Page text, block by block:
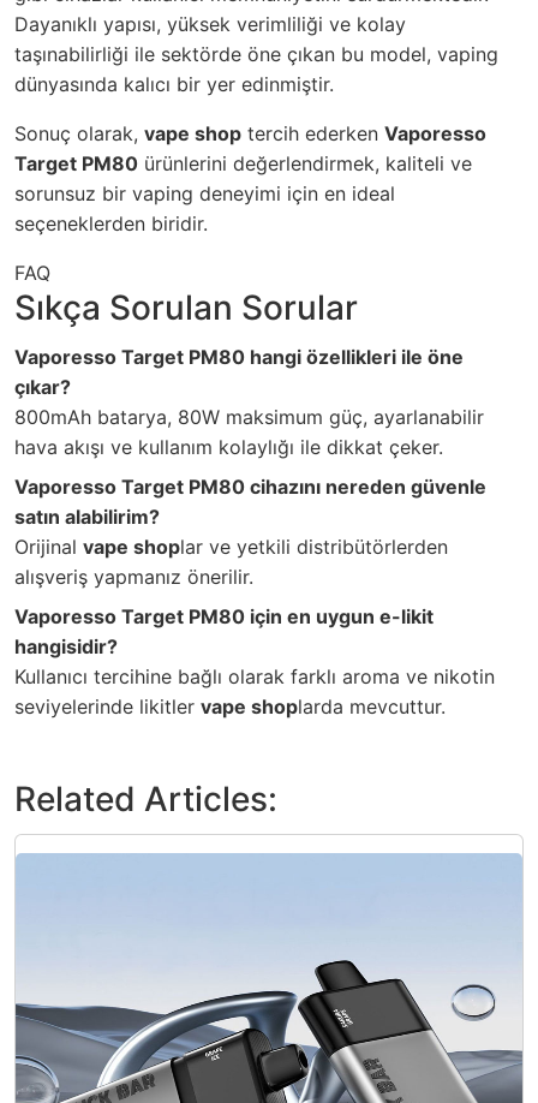
Dayanıklı yapısı, yüksek verimliliği ve kolay
taşınabilirliği ile sektörde öne çıkan bu model, vaping
dünyasında kalıcı bir yer edinmiştir.
Sonuç olarak, vape shop tercih ederken Vaporesso
Target PM80 ürünlerini değerlendirmek, kaliteli ve
sorunsuz bir vaping deneyimi için en ideal
seçeneklerden biridir.
FAQ
Sıkça Sorulan Sorular
Vaporesso Target PM80 hangi özellikleri ile öne
çıkar?
800mAh batarya, 80W maksimum güç, ayarlanabilir
hava akışı ve kullanım kolaylığı ile dikkat çeker.
Vaporesso Target PM80 cihazını nereden güvenle
satın alabilirim?
Orijinal vape shoplar ve yetkili distribütörlerden
alışveriş yapmanız önerilir.
Vaporesso Target PM80 için en uygun e-likit
hangisidir?
Kullanıcı tercihine bağlı olarak farklı aroma ve nikotin
seviyelerinde likitler vape shoplarda mevcuttur.
Related Articles: